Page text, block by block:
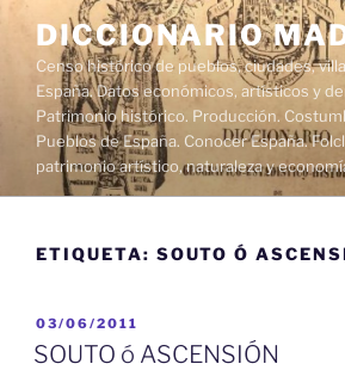
contenido
DICCIONARIO
Censo histórico de pueblos, ciudades,
España. Datos económicos, artísticos y
Patrimonio histórico. Producción.
Pueblos de España. Conocer España.
patrimonio artístico, naturaleza y
ETIQUETA: SOUTO Ó
PUBLICADO
EL
03/06/2011
SOUTO ó ASCENSIÓN